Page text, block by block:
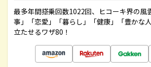
最多年間搭乗回数1022回、ヒコーキ界の風
事」「恋愛」「暮らし」「健康」「豊かな
立たせるワザ80！